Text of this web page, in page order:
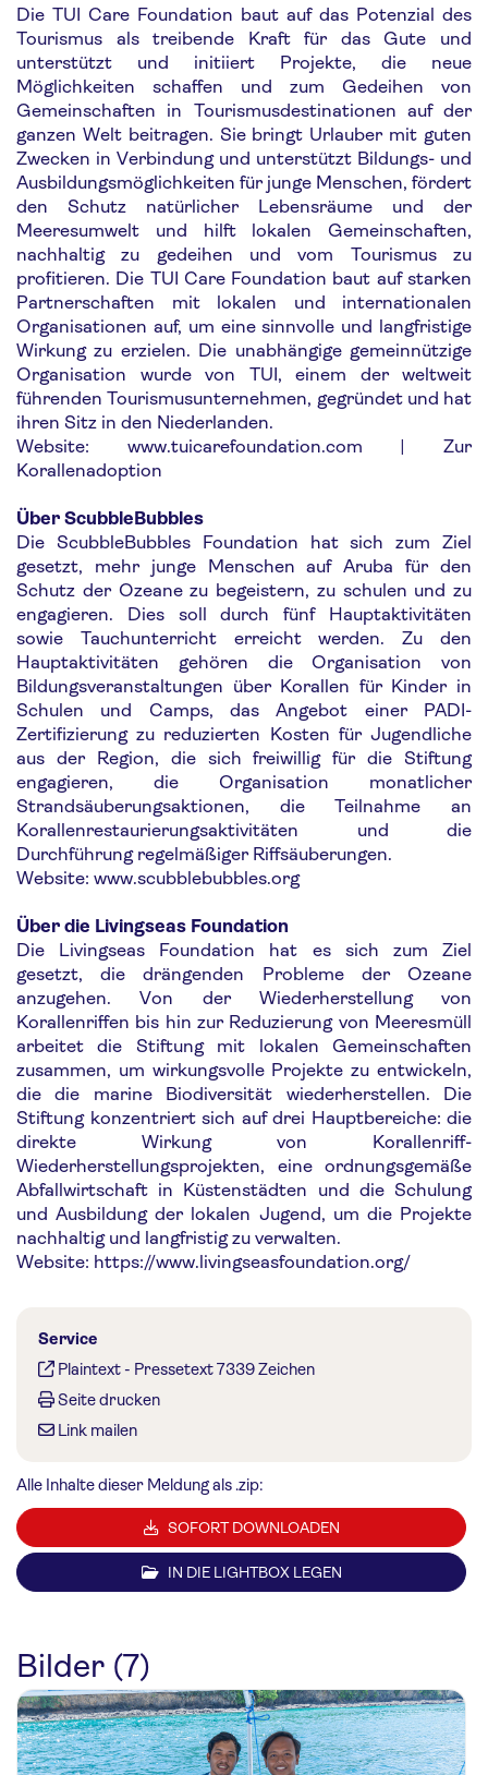
Die TUI Care Foundation baut auf das Potenzial des
Tourismus als treibende Kraft für das Gute und
unterstützt und initiiert Projekte, die neue
Möglichkeiten schaffen und zum Gedeihen von
Gemeinschaften in Tourismusdestinationen auf der
ganzen Welt beitragen. Sie bringt Urlauber mit guten
Zwecken in Verbindung und unterstützt Bildungs- und
Ausbildungsmöglichkeiten für junge Menschen, fördert
den Schutz natürlicher Lebensräume und der
Meeresumwelt und hilft lokalen Gemeinschaften,
nachhaltig zu gedeihen und vom Tourismus zu
profitieren. Die TUI Care Foundation baut auf starken
Partnerschaften mit lokalen und internationalen
Organisationen auf, um eine sinnvolle und langfristige
Wirkung zu erzielen. Die unabhängige gemeinnützige
Organisation wurde von TUI, einem der weltweit
führenden Tourismusunternehmen, gegründet und hat
ihren Sitz in den Niederlanden.
Website: www.tuicarefoundation.com | Zur
Korallenadoption
Über ScubbleBubbles
Die ScubbleBubbles Foundation hat sich zum Ziel
gesetzt, mehr junge Menschen auf Aruba für den
Schutz der Ozeane zu begeistern, zu schulen und zu
engagieren. Dies soll durch fünf Hauptaktivitäten
sowie Tauchunterricht erreicht werden. Zu den
Hauptaktivitäten gehören die Organisation von
Bildungsveranstaltungen über Korallen für Kinder in
Schulen und Camps, das Angebot einer PADI-
Zertifizierung zu reduzierten Kosten für Jugendliche
aus der Region, die sich freiwillig für die Stiftung
engagieren, die Organisation monatlicher
Strandsäuberungsaktionen, die Teilnahme an
Korallenrestaurierungsaktivitäten und die
Durchführung regelmäßiger Riffsäuberungen.
Website: www.scubblebubbles.org
Über die Livingseas Foundation
Die Livingseas Foundation hat es sich zum Ziel
gesetzt, die drängenden Probleme der Ozeane
anzugehen. Von der Wiederherstellung von
Korallenriffen bis hin zur Reduzierung von Meeresmüll
arbeitet die Stiftung mit lokalen Gemeinschaften
zusammen, um wirkungsvolle Projekte zu entwickeln,
die die marine Biodiversität wiederherstellen. Die
Stiftung konzentriert sich auf drei Hauptbereiche: die
direkte Wirkung von Korallenriff-
Wiederherstellungsprojekten, eine ordnungsgemäße
Abfallwirtschaft in Küstenstädten und die Schulung
und Ausbildung der lokalen Jugend, um die Projekte
nachhaltig und langfristig zu verwalten.
Website: https://www.livingseasfoundation.org/
Service
Plaintext- Pressetext 7339 Zeichen
Seite drucken
Link mailen
Alle Inhalte dieser Meldung als .zip:
SOFORT DOWNLOADEN
IN DIE LIGHTBOX LEGEN
Bilder (7)